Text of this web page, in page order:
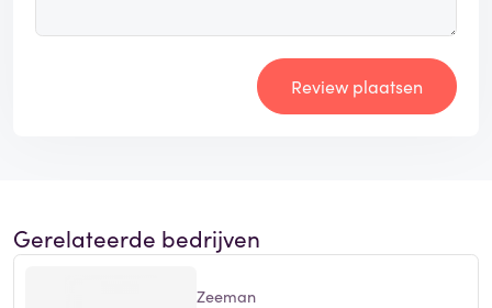
Review plaatsen
Gerelateerde bedrijven
Zeeman